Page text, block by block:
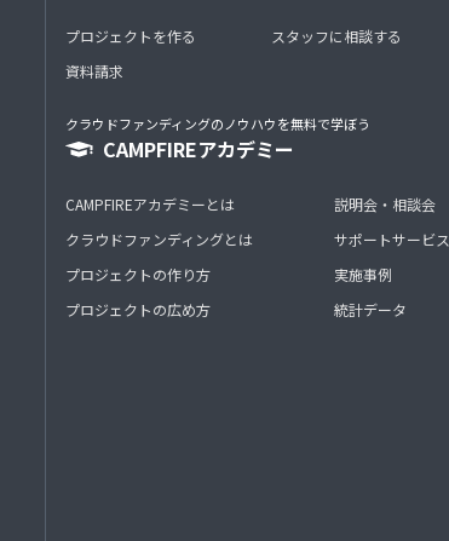
プロジェクトを作る
資料請求
スタッフに相談する
クラウドファンディングのノウハウを無料で学ぼう
CAMPFIREアカデミー
CAMPFIREアカデミーとは
クラウドファンディングとは
プロジェクトの作り方
プロジェクトの広め方
説明会・相談会
サポートサービス
実施事例
統計データ